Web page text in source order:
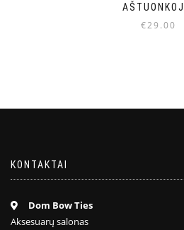
€29.00
KONTAKTAI
Dom Bow Ties
Aksesuarų salonas